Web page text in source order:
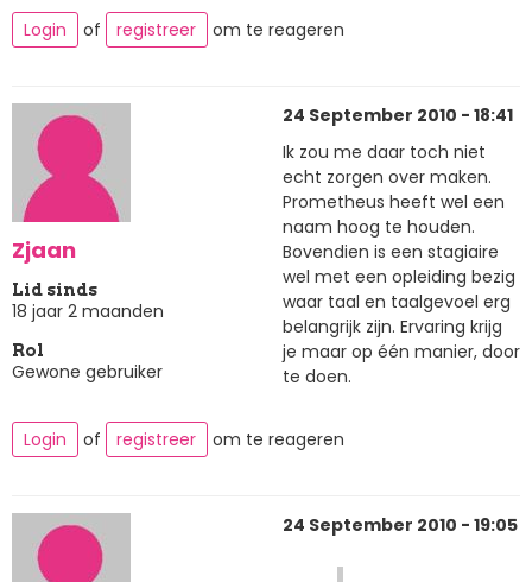
Login
of registreer om te reageren
Zjaan
Lid sinds
18 jaar 2 maanden
Rol
Gewone gebruiker
24 September 2010 - 18:41
Ik zou me daar toch niet
echt zorgen over maken.
Prometheus heeft wel een
naam hoog te houden.
Bovendien is een stagiaire
wel met een opleiding bezig
waar taal en taalgevoel erg
belangrijk zijn. Ervaring krijg
je maar op één manier, door
te doen.
Login of registreer om te reageren
24 September 2010 - 19:05